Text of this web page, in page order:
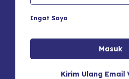
Ingat Saya
Kirim Ulang Email